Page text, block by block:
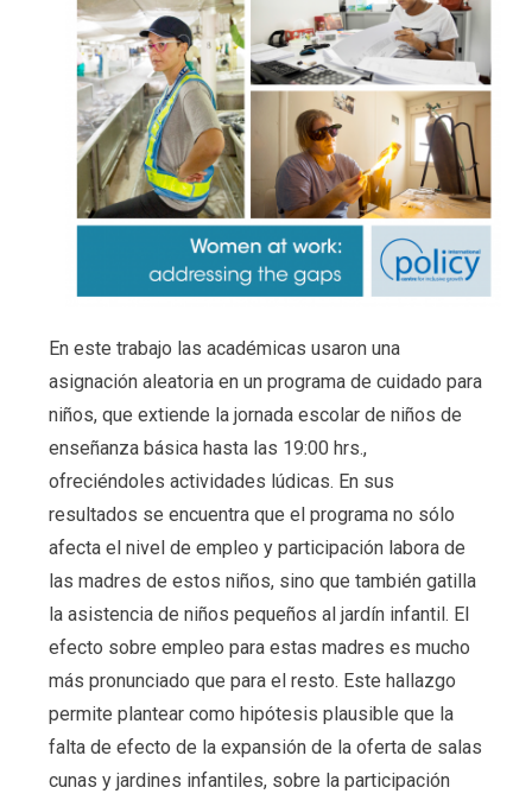
En este trabajo las académicas usaron una
asignación aleatoria en un programa de cuidado para
niños, que extiende la jornada escolar de niños de
enseñanza básica hasta las 19:00 hrs.,
ofreciéndoles actividades lúdicas. En sus
resultados se encuentra que el programa no sólo
afecta el nivel de empleo y participación labora de
las madres de estos niños, sino que también gatilla
la asistencia de niños pequeños al jardín infantil. El
efecto sobre empleo para estas madres es mucho
más pronunciado que para el resto. Este hallazgo
permite plantear como hipótesis plausible que la
falta de efecto de la expansión de la oferta de salas
cunas y jardines infantiles, sobre la participación